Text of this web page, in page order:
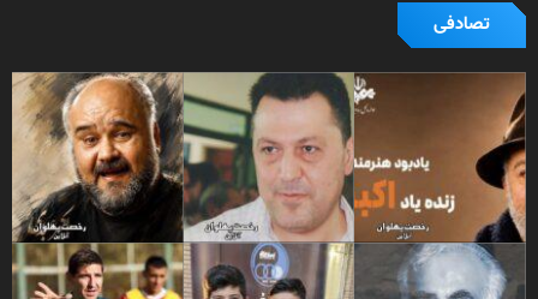
تصادفی